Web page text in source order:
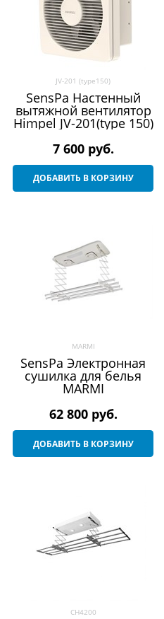
JV-201 (type150)
SensPa Настенный
вытяжной вентилятор
Himpel JV-201(type 150)
7 600 руб.
ДОБАВИТЬ В КОРЗИНУ
MARMI
SensPa Электронная
сушилка для белья
MARMI
62 800 руб.
ДОБАВИТЬ В КОРЗИНУ
CH4200